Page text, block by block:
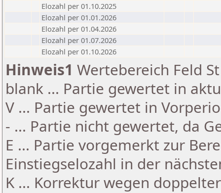
Elozahl per 01.10.2025
Elozahl per 01.01.2026
Elozahl per 01.04.2026
Elozahl per 01.07.2026
Elozahl per 01.10.2026
Hinweis1 Wertebereich Feld
blank ... Partie gewertet in
V ... Partie gewertet in
- ... Partie nicht gewertet, da
E ... Partie vorgemerkt zur
Einstiegselozahl in der
K ... Korrektur wegen